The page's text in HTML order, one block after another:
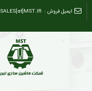
ایمیل فروش : SALES[at]MST.IR